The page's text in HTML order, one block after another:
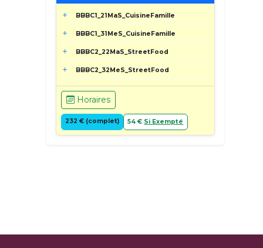
BBBC1_21MaS_CuisineFamille
BBBC1_31MeS_CuisineFamille
BBBC2_22MaS_StreetFood
BBBC2_32MeS_StreetFood
Horaires
232 € (complet) 54 € Si Exempté